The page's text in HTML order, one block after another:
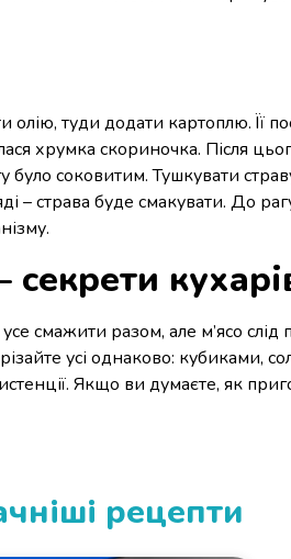
туди додати картоплю. Її
хрумка скориночка. Після
соковитим. Тушкувати
– страва буде смакувати. До
смажити разом, але м’ясо слід
усі однаково: кубиками,
Якщо ви думаєте, як
рецепти